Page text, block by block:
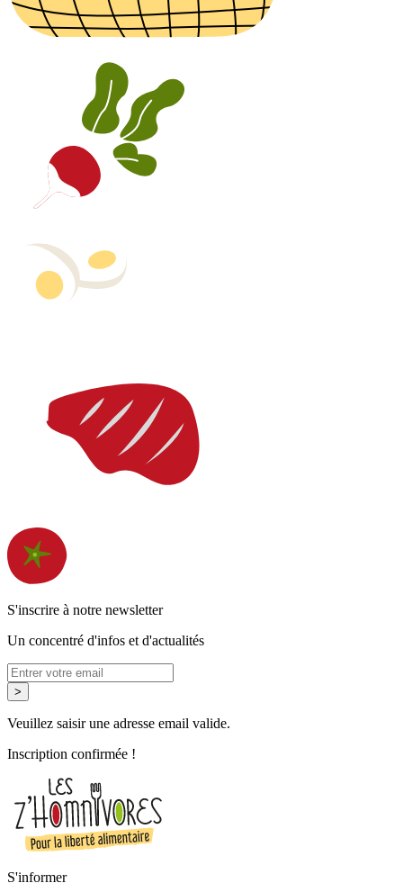
S'inscrire à notre newsletter
Un concentré d'infos et d'actualités
>
Veuillez saisir une adresse email valide.
Inscription confirmée !
S'informer